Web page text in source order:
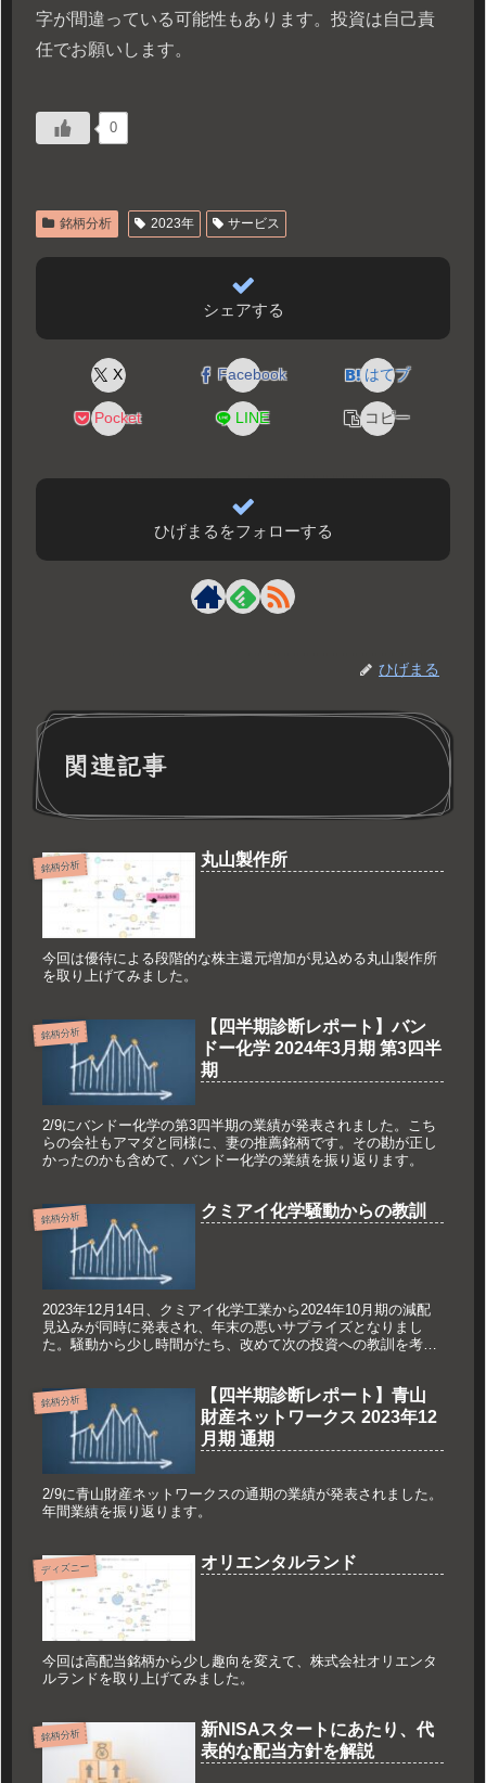
字が間違っている可能性もあります。投資は自己責
任でお願いします。
0
銘柄分析 2023年 サービス
シェアする
X Facebook はてブ
Pocket LINE コピー
ひげまるをフォローする
ひげまる
関連記事
銘柄分析 丸山製作所
今回は優待による段階的な株主還元増加が見込める丸山製作所
を取り上げてみました。
銘柄分析
【四半期診断レポート】バン
ドー化学 2024年3月期 第3四半
期
2/9にバンドー化学の第3四半期の業績が発表されました。こち
らの会社もアマダと同様に、妻の推薦銘柄です。その勘が正し
かったのかも含めて、バンドー化学の業績を振り返ります。
銘柄分析 クミアイ化学騒動からの教訓
2023年12月14日、クミアイ化学工業から2024年10月期の減配
見込みが同時に発表され、年末の悪いサプライズとなりまし
た。騒動から少し時間がたち、改めて次の投資への教訓を考え
銘柄分析
【四半期診断レポート】青山
財産ネットワークス 2023年12
月期 通期
2/9に青山財産ネットワークスの通期の業績が発表されました。
年間業績を振り返ります。
ディズニー オリエンタルランド
今回は高配当銘柄から少し趣向を変えて、株式会社オリエンタ
ルランドを取り上げてみました。
銘柄分析
新NISAスタートにあたり、代
表的な配当方針を解説